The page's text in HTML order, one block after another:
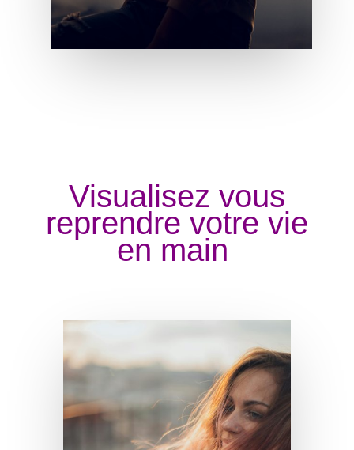
Visualisez vous
reprendre votre vie
en main